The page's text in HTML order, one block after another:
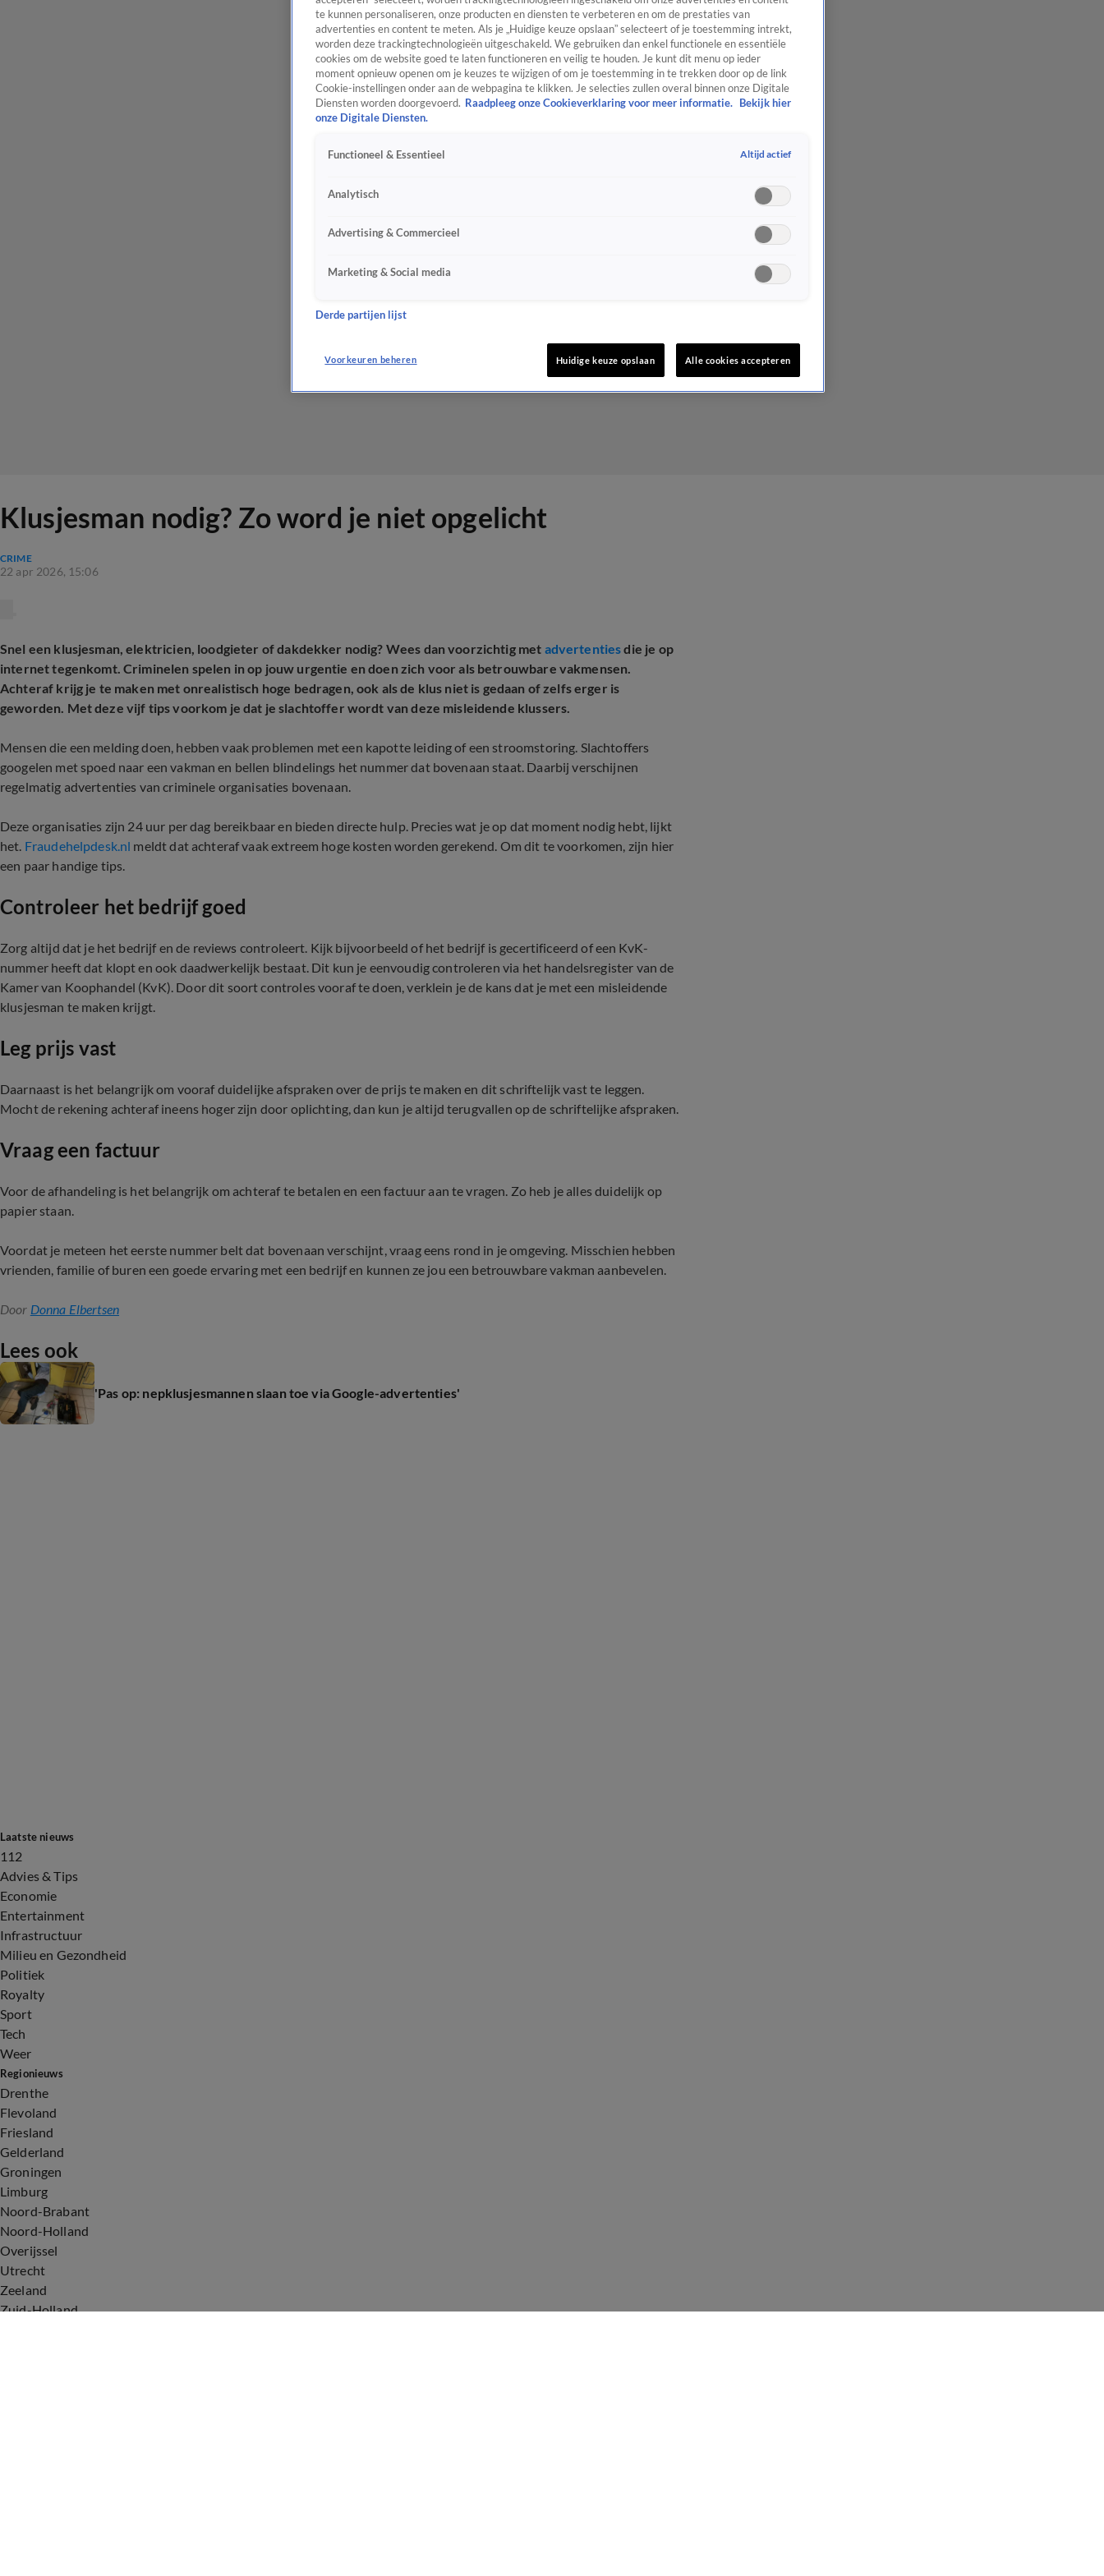
Klusjesman nodig? Zo word je niet opgelicht
CRIME
22 apr 2026, 15:06
Snel een klusjesman, elektricien, loodgieter of dakdekker nodig? Wees dan voorzichtig met advertentiesdie je op
internet tegenkomt. Criminelen spelen in op jouw urgentie en doen zich voor als betrouwbare vakmensen.
Achteraf krijg je te maken met onrealistisch hoge bedragen, ook als de klus niet is gedaan of zelfs erger is
geworden. Met deze vijf tips voorkom je dat je slachtoffer wordt van deze misleidende klussers.
Mensen die een melding doen, hebben vaak problemen met een kapotte leiding of een stroomstoring. Slachtoffers
googelen met spoed naar een vakman en bellen blindelings het nummer dat bovenaan staat. Daarbij verschijnen
regelmatig advertenties van criminele organisaties bovenaan.
Deze organisaties zijn 24 uur per dag bereikbaar en bieden directe hulp. Precies wat je op dat moment nodig hebt, lijkt
het. Fraudehelpdesk.nl meldt dat achteraf vaak extreem hoge kosten worden gerekend. Om dit te voorkomen, zijn hier
een paar handige tips.
Controleer het bedrijf goed
Zorg altijd dat je het bedrijf en de reviews controleert. Kijk bijvoorbeeld of het bedrijf is gecertificeerd of een KvK-
nummer heeft dat klopt en ook daadwerkelijk bestaat. Dit kun je eenvoudig controleren via het handelsregister van de
Kamer van Koophandel (KvK). Door dit soort controles vooraf te doen, verklein je de kans dat je met een misleidende
klusjesman te maken krijgt.
Leg prijs vast
Daarnaast is het belangrijk om vooraf duidelijke afspraken over de prijs te maken en dit schriftelijk vast te leggen.
Mocht de rekening achteraf ineens hoger zijn door oplichting, dan kun je altijd terugvallen op de schriftelijke afspraken.
Vraag een factuur
Voor de afhandeling is het belangrijk om achteraf te betalen en een factuur aan te vragen. Zo heb je alles duidelijk op
papier staan.
Voordat je meteen het eerste nummer belt dat bovenaan verschijnt, vraag eens rond in je omgeving. Misschien hebben
vrienden, familie of buren een goede ervaring met een bedrijf en kunnen ze jou een betrouwbare vakman aanbevelen.
Door Donna Elbertsen
Lees ook
'Pas op: nepklusjesmannen slaan toe via Google-advertenties'
Laatste nieuws
112
Advies & Tips
Economie
Entertainment
Infrastructuur
Milieu en Gezondheid
Politiek
Royalty
Sport
Tech
Weer
Regionieuws
Drenthe
Flevoland
Friesland
Gelderland
Groningen
Limburg
Noord-Brabant
Noord-Holland
Overijssel
Utrecht
Zeeland
Zuid-Holland
te kunnen personaliseren, onze producten en diensten te verbeteren en om de prestaties van
advertenties en content te meten. Als je „Huidige keuze opslaan” selecteert of je toestemming intrekt,
worden deze trackingtechnologieën uitgeschakeld. We gebruiken dan enkel functionele en essentiële
cookies om de website goed te laten functioneren en veilig te houden. Je kunt dit menu op ieder
moment opnieuw openen om je keuzes te wijzigen of om je toestemming in te trekken door op de link
Cookie-instellingen onder aan de webpagina te klikken. Je selecties zullen overal binnen onze Digitale
Diensten worden doorgevoerd. Raadpleeg onze Cookieverklaring voor meer informatie.
Bekijk hier
onze Digitale Diensten.
Functioneel & Essentieel Altijd actief
Analytisch
Advertising & Commercieel
Marketing & Social media
Derde partijen lijst
Voorkeuren beheren Huidige keuze opslaan Alle cookies accepteren